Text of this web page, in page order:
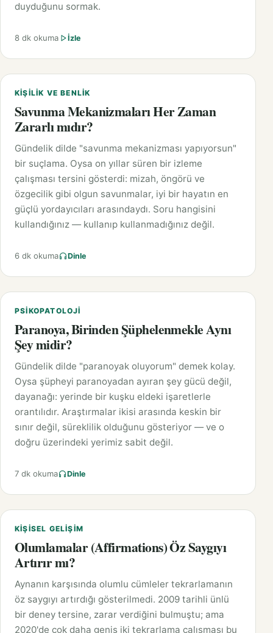
duyduğunu sormak.
8 dk okuma İzle
KIŞILIK VE BENLIK
Savunma Mekanizmaları Her Zaman
Zararlı mıdır?
Gündelik dilde "savunma mekanizması yapıyorsun"
bir suçlama. Oysa on yıllar süren bir izleme
çalışması tersini gösterdi: mizah, öngörü ve
özgecilik gibi olgun savunmalar, iyi bir hayatın en
güçlü yordayıcıları arasındaydı. Soru hangisini
kullandığınız — kullanıp kullanmadığınız değil.
6 dk okuma Dinle
PSIKOPATOLOJI
Paranoya, Birinden Şüphelenmekle Aynı
Şey midir?
Gündelik dilde "paranoyak oluyorum" demek kolay.
Oysa şüpheyi paranoyadan ayıran şey gücü değil,
dayanağı: yerinde bir kuşku eldeki işaretlerle
orantılıdır. Araştırmalar ikisi arasında keskin bir
sınır değil, süreklilik olduğunu gösteriyor — ve o
doğru üzerindeki yerimiz sabit değil.
7 dk okuma Dinle
KIŞISEL GELIŞIM
Olumlamalar (Affirmations) Öz Saygıyı
Artırır mı?
Aynanın karşısında olumlu cümleler tekrarlamanın
öz saygıyı artırdığı gösterilmedi. 2009 tarihli ünlü
bir deney tersine, zarar verdiğini bulmuştu; ama
2020'de çok daha geniş iki tekrarlama çalışması bu